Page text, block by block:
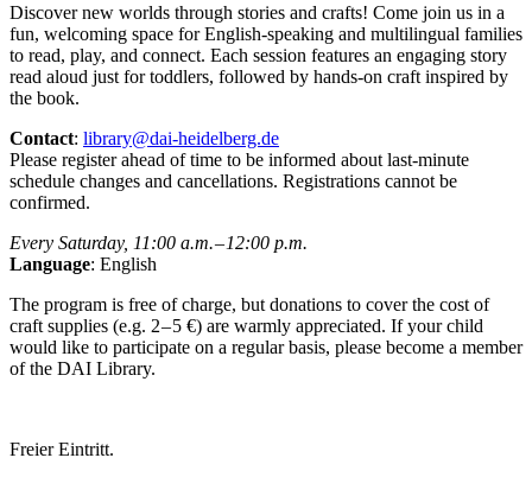
Discover new worlds through stories and crafts! Come join us in a
fun, welcoming space for English-speaking and multilingual families
to read, play, and connect. Each session features an engaging story
read aloud just for toddlers, followed by hands-on craft inspired by
the book.
Contact: library@dai-heidelberg.de
Please register ahead of time to be informed about last-minute
schedule changes and cancellations. Registrations cannot be
confirmed.
Every Saturday, 11:00 a.m. – 12:00 p.m.
Language: English
The program is free of charge, but donations to cover the cost of
craft supplies (e.g. 2 – 5 €) are warmly appreciated. If your child
would like to participate on a regular basis, please become a member
of the DAI Library.
Freier Eintritt.